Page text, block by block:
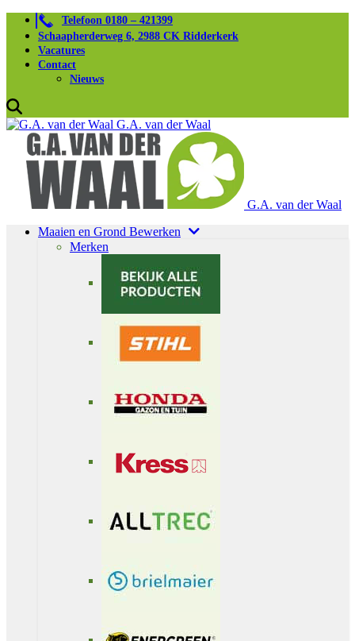
Telefoon 0180 – 421399
Schaapherderweg 6, 2988 CK Ridderkerk
Vacatures
Contact
Nieuws
G.A. van der Waal
G.A. van der Waal
Maaien en Grond Bewerken
Merken